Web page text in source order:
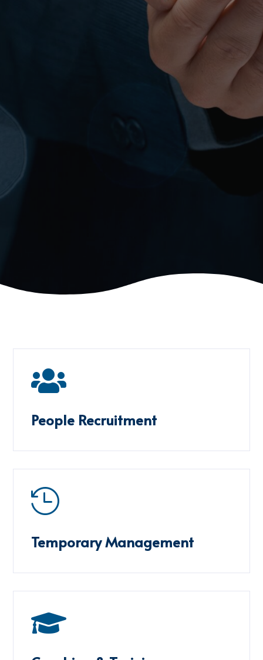

People Recruitment

Temporary Management
